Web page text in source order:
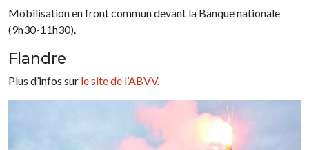
Mobilisation en front commun devant la Banque nationale
(9h30-11h30).
Flandre
Plus d’infos sur le site de l’ABVV.